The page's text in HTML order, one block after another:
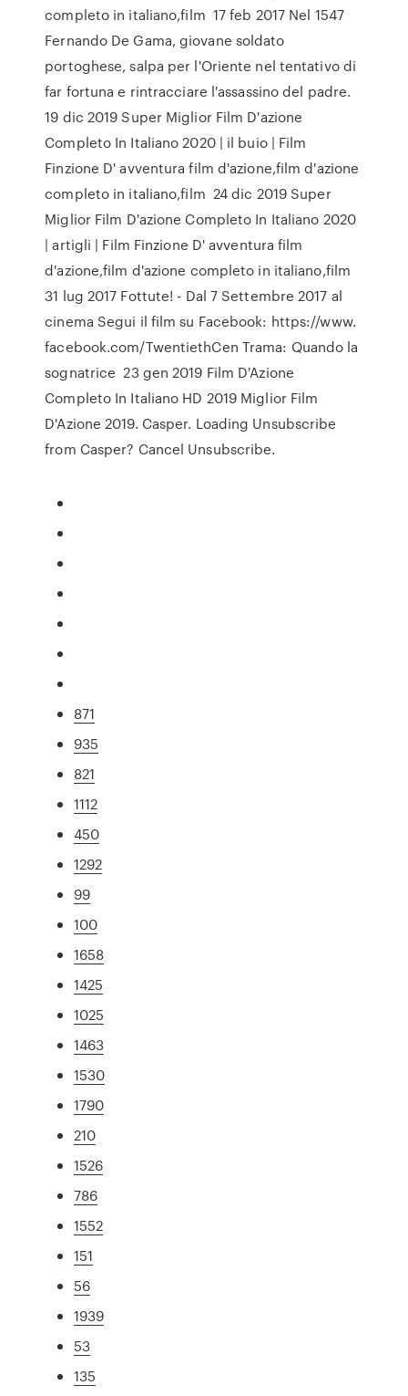
completo in italiano,film 17 feb 2017 Nel 1547
Fernando De Gama, giovane soldato
portoghese, salpa per l'Oriente nel tentativo di
far fortuna e rintracciare l'assassino del padre.
19 dic 2019 Super Miglior Film D'azione
Completo In Italiano 2020 | il buio | Film
Finzione D' avventura film d'azione,film d'azione
completo in italiano,film 24 dic 2019 Super
Miglior Film D'azione Completo In Italiano 2020
| artigli | Film Finzione D' avventura film
d'azione,film d'azione completo in italiano,film
31 lug 2017 Fottute! - Dal 7 Settembre 2017 al
cinema Segui il film su Facebook: https://www.
facebook.com/TwentiethCen Trama: Quando la
sognatrice 23 gen 2019 Film D'Azione
Completo In Italiano HD 2019 Miglior Film
D'Azione 2019. Casper. Loading Unsubscribe
from Casper? Cancel Unsubscribe.
871
935
821
1112
450
1292
99
100
1658
1425
1025
1463
1530
1790
210
1526
786
1552
151
56
1939
53
135